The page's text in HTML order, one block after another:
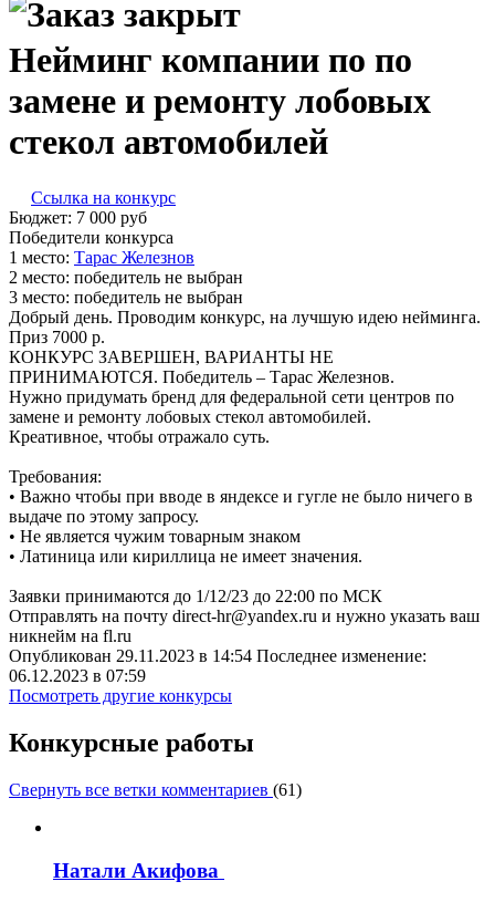
Нейминг компании по по
замене и ремонту лобовых
стекол автомобилей
Ссылка на конкурс
Бюджет: 7 000 руб
Победители конкурса
1 место: Та­рас Же­лез­нов
2 место: победитель не выбран
3 место: победитель не выбран
Добрый день. Проводим конкурс, на лучшую идею нейминга.
Приз 7000 р.
КОНКУРС ЗАВЕРШЕН, ВАРИАНТЫ НЕ
ПРИНИМАЮТСЯ. Победитель – Тарас Железнов.
Нужно придумать бренд для федеральной сети центров по
замене и ремонту лобовых стекол автомобилей.
Креативное, чтобы отражало суть.
Требования:
• Важно чтобы при вводе в яндексе и гугле не было ничего в
выдаче по этому запросу.
• Не является чужим товарным знаком
• Латиница или кириллица не имеет значения.
Заявки принимаются до 1/12/23 до 22:00 по МСК
Отправлять на почту direct-hr@yandex.ru и нужно указать ваш
никнейм на fl.ru
Опубликован 29.11.2023 в 14:54 Последнее изменение:
06.12.2023 в 07:59
Посмотреть другие конкурсы
Конкурсные работы
Свернуть все ветки комментариев (61)
Натали Акифова